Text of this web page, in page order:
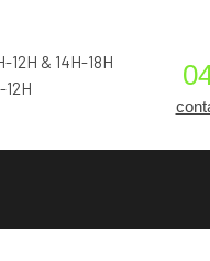
12H & 14H-18H